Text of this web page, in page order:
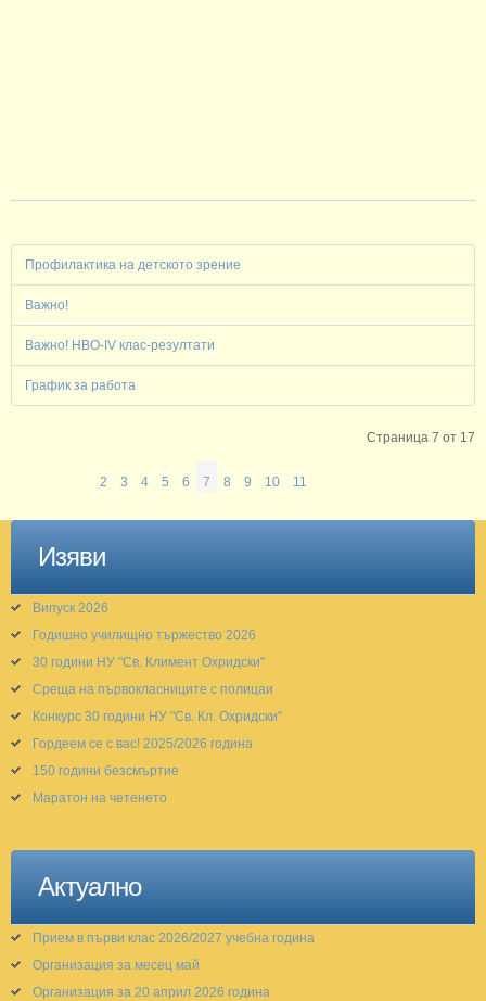
Профилактика на детското зрение
Важно!
Важно! НВО-IV клас-резултати
График за работа
Страница 7 от 17
2 3 4 5 6 7 8 9 10 11
Изяви
Випуск 2026
Годишно училищно тържество 2026
30 години НУ "Св. Климент Охридски"
Среща на първокласниците с полицаи
Конкурс 30 години НУ "Св. Кл. Охридски"
Гордеем се с вас! 2025/2026 година
150 години безсмъртие
Маратон на четенето
Актуално
Прием в първи клас 2026/2027 учебна година
Организация за месец май
Организация за 20 април 2026 година